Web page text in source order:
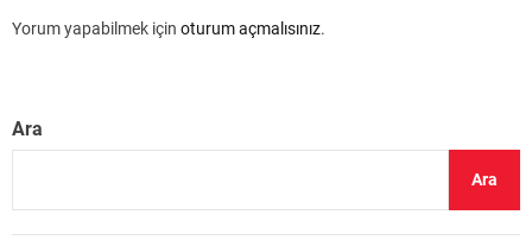
Yorum yapabilmek için oturum açmalısınız.
Ara
Ara